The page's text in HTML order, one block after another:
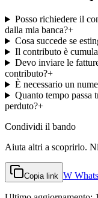
Posso richiedere il
dalla mia banca?+
Cosa succede se
Il contributo è
Devo inviare le
contributo?+
È necessario un
Quanto tempo passa
perduto?+
Condividi il bando
Aiuta altri a scoprirlo.
Copia link W